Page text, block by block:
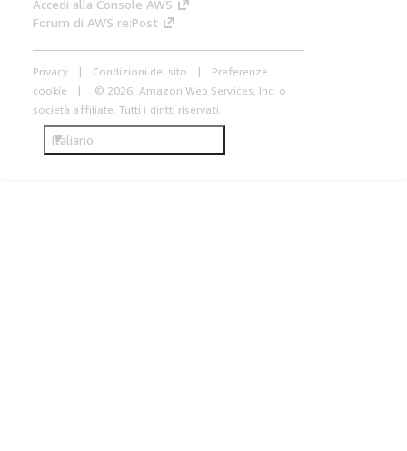
Accedi alla Console AWS
Forum di AWS re:Post
Privacy Condizioni del sito
Preferenze
cookie
© 2026, Amazon Web Services, Inc. o
società affiliate. Tutti i diritti riservati.
Italiano